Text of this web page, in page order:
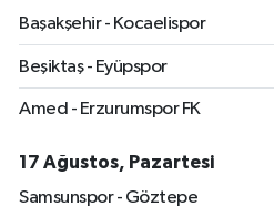
Başakşehir - Kocaelispor
Beşiktaş - Eyüpspor
Amed - Erzurumspor FK
17 Ağustos, Pazartesi
Samsunspor - Göztepe